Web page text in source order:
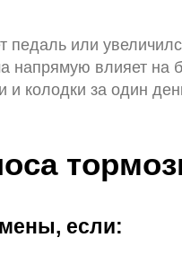
педаль или
напрямую влияет на
колодки за один
если: